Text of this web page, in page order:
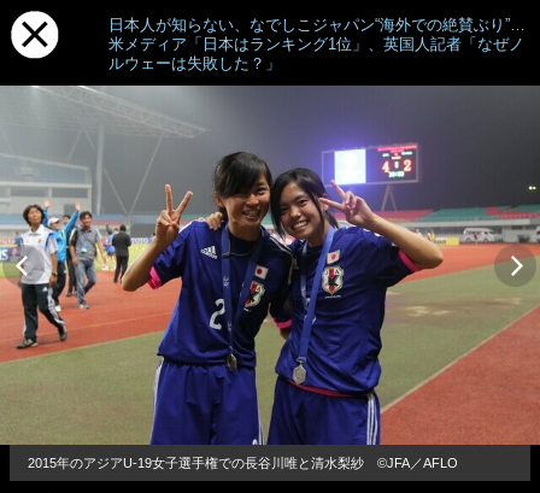
日本人が知らない、なでしこジャパン“海外での絶賛ぶり”…
米メディア「日本はランキング1位」、英国人記者「なぜノ
ルウェーは失敗した？」
2015年のアジアU-19女子選手権での長谷川唯と清水梨紗 ©JFA／AFLO